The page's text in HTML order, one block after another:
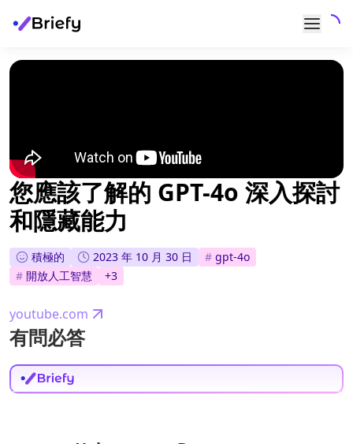
您應該了解的 GPT-4o 深入探討
和隱藏能力
積極的 2023 年 10 月 30 日 # gpt-4o
# 開放人工智慧 +3
youtube.com
有問必答